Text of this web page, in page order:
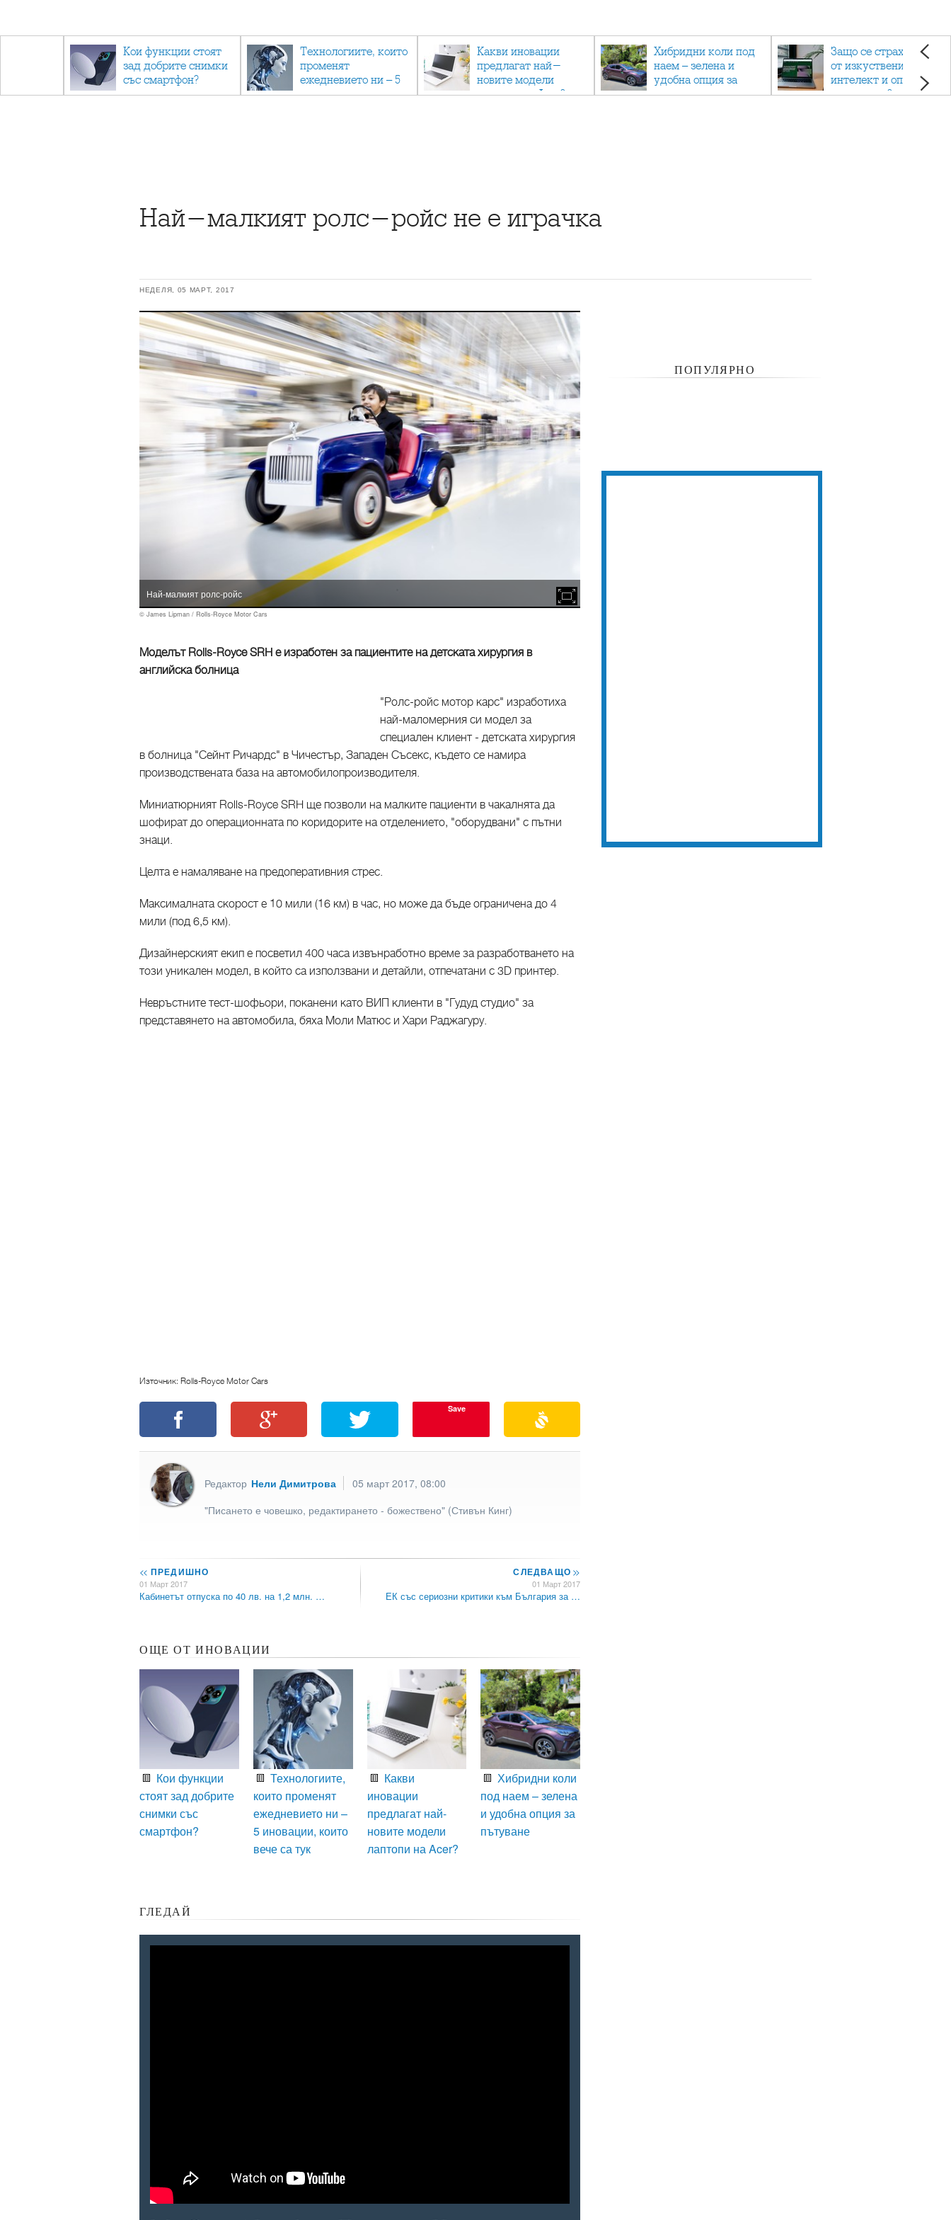
Кои функции стоят
зад добрите снимки
със смартфон?
Технологиите, които
променят
ежедневието ни – 5
иновации, които вече
Какви иновации
предлагат най-
новите модели
лаптопи на Acer?
Хибридни коли под
наем – зелена и
удобна опция за
пътуване
Защо се страхуваме
от изкуствения
интелект и опасен ли
е наистина?
Най-малкият ролс-ройс не е играчка
НЕДЕЛЯ, 05 МАРТ, 2017
Най-малкият ролс-ройс
© James Lipman / Rolls-Royce Motor Cars
Моделът Rolls-Royce SRH е изработен за пациентите на детската хирургия в
английска болница
"Ролс-ройс мотор карс" изработиха
най-маломерния си модел за
специален клиент - детската хирургия
в болница "Сейнт Ричардс" в Чичестър, Западен Съсекс, където се намира
производствената база на автомобилопроизводителя.
Миниатюрният Rolls-Royce SRH ще позволи на малките пациенти в чакалнята да
шофират до операционната по коридорите на отделението, "оборудвани" с пътни
знаци.
Целта е намаляване на предоперативния стрес.
Максималната скорост е 10 мили (16 км) в час, но може да бъде ограничена до 4
мили (под 6,5 км).
Дизайнерският екип е посветил 400 часа извънработно време за разработването на
този уникален модел, в който са използвани и детайли, отпечатани с 3D принтер.
Невръстните тест-шофьори, поканени като ВИП клиенти в "Гудуд студио" за
представянето на автомобила, бяха Моли Матюс и Хари Раджагуру.
Източник: Rolls-Royce Motor Cars
Save
Редактор Нели Димитрова
05 март 2017, 08:00
"Писането е човешко, редактирането - божествено" (Стивън Кинг)
<< ПРЕДИШНО
01 Март 2017
Кабинетът отпуска по 40 лв. на 1,2 млн. …
СЛЕДВАЩО>>
01 Март 2017
ЕК със сериозни критики към България за …
ОЩЕ ОТ ИНОВАЦИИ
Кои функции
стоят зад добрите
снимки със
смартфон?
Технологиите,
които променят
ежедневието ни –
5 иновации, които
вече са тук
Какви
иновации
предлагат най-
новите модели
лаптопи на Acer?
Хибридни коли
под наем – зелена
и удобна опция за
пътуване
ГЛЕДАЙ
ПОПУЛЯРНО